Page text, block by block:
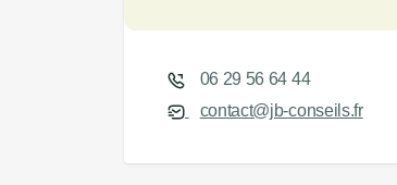
06 29 56 64 44
contact@jb-conseils.fr